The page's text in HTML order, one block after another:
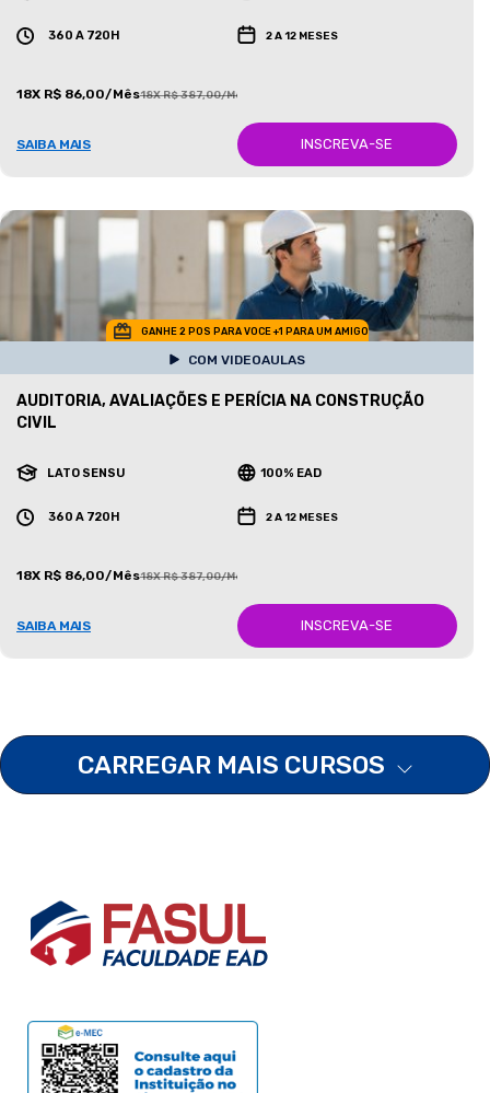
360 A 720H 2 A 12 MESES
18X R$ 86,00/Mês18X R$ 387,00/Mês
SAIBA MAIS INSCREVA-SE
GANHE 2 POS PARA VOCE +1 PARA UM AMIGO
COM VIDEOAULAS
AUDITORIA, AVALIAÇÕES E PERÍCIA NA CONSTRUÇÃO
CIVIL
LATO SENSU 100% EAD
360 A 720H 2 A 12 MESES
18X R$ 86,00/Mês18X R$ 387,00/Mês
SAIBA MAIS INSCREVA-SE
CARREGAR MAIS CURSOS